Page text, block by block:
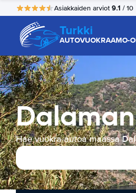
Asiakkaiden arviot 9.1 / 10
Turkki
AUTOVUOKRAAMO-
Hae vuokra-autoa maassa